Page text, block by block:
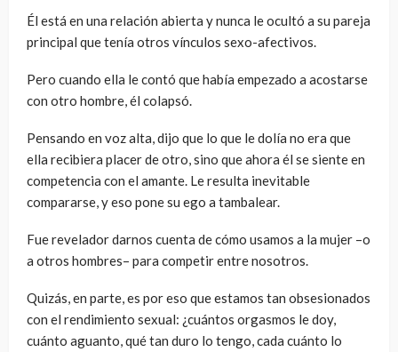
Él está en una relación abierta y nunca le ocultó a su pareja
principal que tenía otros vínculos sexo-afectivos.
Pero cuando ella le contó que había empezado a acostarse
con otro hombre, él colapsó.
Pensando en voz alta, dijo que lo que le dolía no era que
ella recibiera placer de otro, sino que ahora él se siente en
competencia con el amante. Le resulta inevitable
compararse, y eso pone su ego a tambalear.
Fue revelador darnos cuenta de cómo usamos a la mujer –o
a otros hombres– para competir entre nosotros.
Quizás, en parte, es por eso que estamos tan obsesionados
con el rendimiento sexual: ¿cuántos orgasmos le doy,
cuánto aguanto, qué tan duro lo tengo, cada cuánto lo